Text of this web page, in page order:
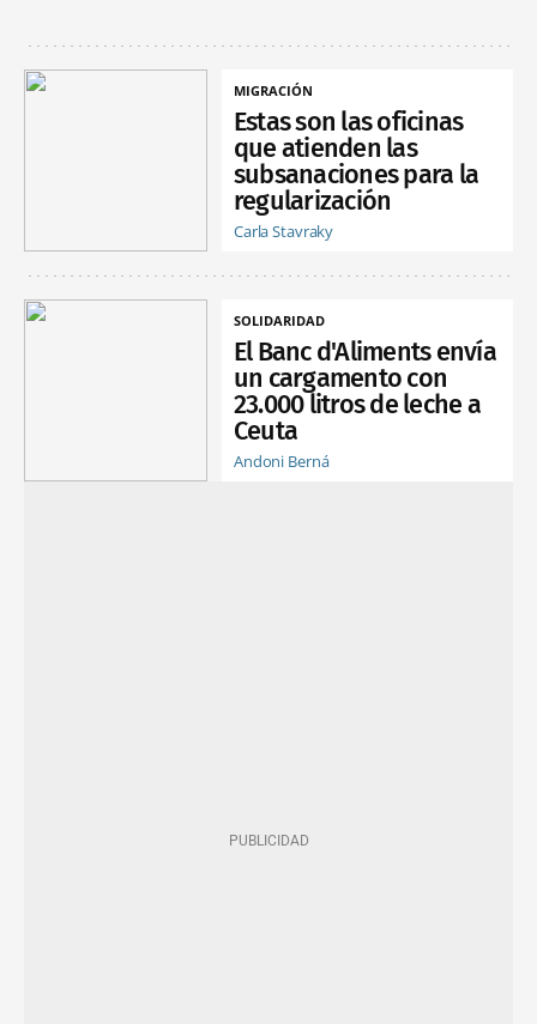
MIGRACIÓN
Estas son las oficinas
que atienden las
subsanaciones para la
regularización
Carla Stavraky
SOLIDARIDAD
El Banc d'Aliments envía
un cargamento con
23.000 litros de leche a
Ceuta
Andoni Berná